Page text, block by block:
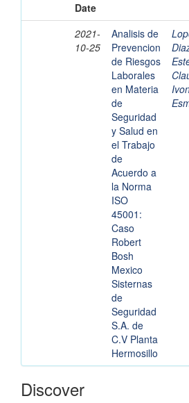
Date
2021-
10-25
Analisis de
Prevencion
de Riesgos
Laborales
en Materia
de
Seguridad
y Salud en
el Trabajo
de
Acuerdo a
la Norma
ISO
45001:
Caso
Robert
Bosh
Mexico
Sisternas
de
Seguridad
S.A. de
C.V Planta
Hermosillo
Discover